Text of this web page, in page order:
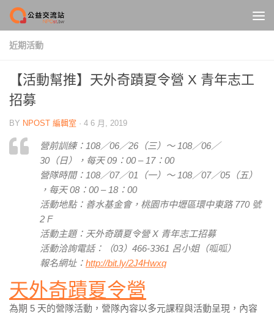
Skip to content
近期活動
【活動幫推】天外奇蹟夏令營 X 青年志工
招募
BY NPOST 編輯室 · 4 6 月, 2019
營前訓練：108／06／26（三）～ 108／06／
30（日），每天 09：00 – 17：00
營隊時間：108／07／01（一）～ 108／07／05（五）
，每天 08：00 – 18：00
活動地點：善水基金會，桃園市中壢區環中東路 770 號
2 F
活動主題：天外奇蹟夏令營 X 青年志工招募
活動洽詢電話：（03）466-3361 呂小姐（呱呱）
報名網址： http://bit.ly/2J4Hwxq
天外奇蹟夏令營
為期 5 天的營隊活動，營隊內容以多元課程與活動呈現，內容